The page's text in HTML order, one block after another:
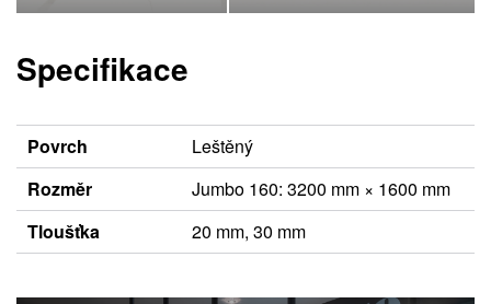
Specifikace
Povrch
Leštěný
Rozměr
Jumbo 160: 3200 mm × 1600 mm
Tloušťka
20 mm, 30 mm